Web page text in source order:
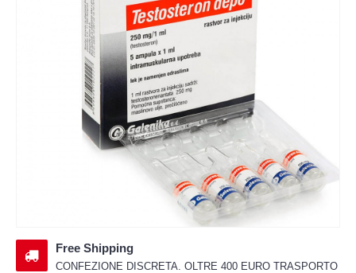
Free Shipping
CONFEZIONE DISCRETA. OLTRE 400 EURO TRASPORTO